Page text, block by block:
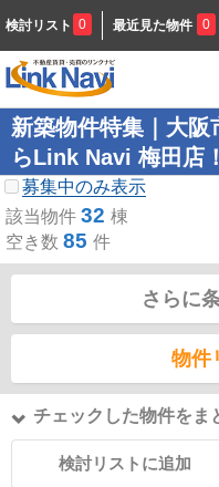
検討リスト 0 最近見た物件 0
新築物件特集｜大
らLink Navi 梅田店！
募集中のみ表示
該当物件 32 棟
空き数 85 件
さらに
物件
チェックした物件をま
検討リストに追加